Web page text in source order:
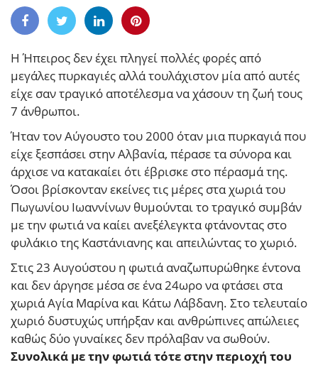
Η Ήπειρος δεν έχει πληγεί πολλές φορές από
μεγάλες πυρκαγιές αλλά τουλάχιστον μία από αυτές
είχε σαν τραγικό αποτέλεσμα να χάσουν τη ζωή τους
7 άνθρωποι.
Ήταν τον Αύγουστο του 2000 όταν μια πυρκαγιά που
είχε ξεσπάσει στην Αλβανία, πέρασε τα σύνορα και
άρχισε να κατακαίει ότι έβρισκε στο πέρασμά της.
Όσοι βρίσκονταν εκείνες τις μέρες στα χωριά του
Πωγωνίου Ιωαννίνων θυμούνται το τραγικό συμβάν
με την φωτιά να καίει ανεξέλεγκτα φτάνοντας στο
φυλάκιο της Καστάνιανης και απειλώντας το χωριό.
Στις 23 Αυγούστου η φωτιά αναζωπυρώθηκε έντονα
και δεν άργησε μέσα σε ένα 24ωρο να φτάσει στα
χωριά Αγία Μαρίνα και Κάτω Λάβδανη. Στο τελευταίο
χωριό δυστυχώς υπήρξαν και ανθρώπινες απώλειες
καθώς δύο γυναίκες δεν πρόλαβαν να σωθούν.
Συνολικά με την φωτιά τότε στην περιοχή του